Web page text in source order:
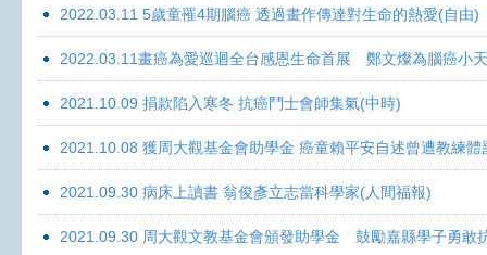
2022.03.11 5歲童罹4期腦癌 透過畫作傳達對生命的熱愛(自由)
2022.03.11畫癌為愛巡迴全台感恩生命首展 鄭文燦為腦癌小
2021.10.09 捐款陷入寒冬 抗癌鬥士會師集氣(中時)
2021.10.08 獲周大觀基金會助學金 癌童賴平安自述曾遭教練體
2021.09.30 病床上讀書 翁俊彥立志當科學家(人間福報)
2021.09.30 周大觀文教基金會頒發助學金 鼓勵嘉縣學子勇敢